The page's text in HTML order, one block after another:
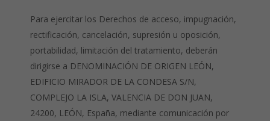
Para ejercitar los Derechos de acceso, impugnación,
rectificación, cancelación, supresión u oposición,
portabilidad, limitación del tratamiento, deberán
dirigirse a DENOMINACIÓN DE ORIGEN LEÓN,
EDIFICIO MIRADOR DE LA CONDESA S/N,
COMPLEJO LA ISLA, VALENCIA DE DON JUAN,
24200, LEÓN, España, mediante comunicación por